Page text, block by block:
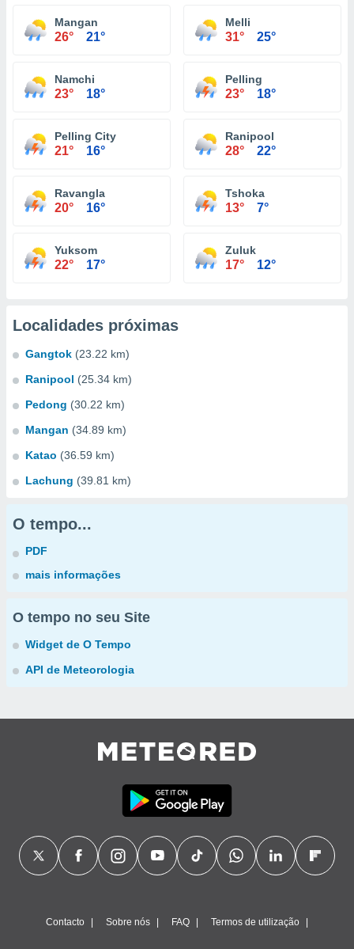
Mangan
26° 21°
Melli
31° 25°
Namchi
23° 18°
Pelling
23° 18°
Pelling City
21° 16°
Ranipool
28° 22°
Ravangla
20° 16°
Tshoka
13° 7°
Yuksom
22° 17°
Zuluk
17° 12°
Localidades próximas
Gangtok (23.22 km)
Ranipool (25.34 km)
Pedong (30.22 km)
Mangan (34.89 km)
Katao (36.59 km)
Lachung (39.81 km)
O tempo...
PDF
mais informações
O tempo no seu Site
Widget de O Tempo
API de Meteorologia
Contacto Sobre nós FAQ Termos de utilização